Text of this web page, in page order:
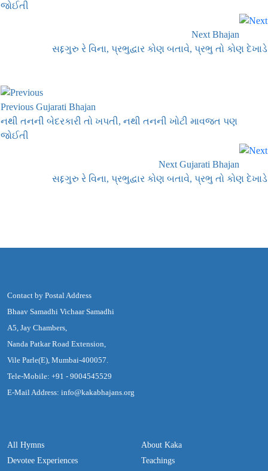
જોઈતી
Next Bhajan
સદ્દગુરુ રે વિના, પ્રભુદ્વાર કોણ બતાવે, પ્રભુ તો કોણ દેખાડે
Previous Gujarati Bhajan
નથી તનની બેદરકારી તો ખપતી, નથી તનની ખોટી માવજત પણ
જોઈતી
Next Gujarati Bhajan
સદ્દગુરુ રે વિના, પ્રભુદ્વાર કોણ બતાવે, પ્રભુ તો કોણ દેખાડે
Contact by Postal Address
Bhaav Samadhi Vichaar Samadhi
A5, Jay Chambers,
Nanda Patkar Road Extension,
Vile Parle(E), Mumbai-400057.
Tele-Mobile: +91 - 9004545529
E-Mail Address: info@kakabhajans.org
All Hymns
Devotee Experiences
About Kaka
Teachings